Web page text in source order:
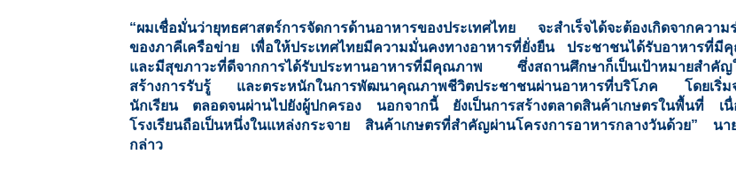
“ผมเชื่อมั่นว่ายุทธศาสตร์การจัดการด้านอาหารของประเทศไทย จะสำเร็จได้จะต้องเกิดจากความ
ของภาคีเครือข่าย เพื่อให้ประเทศไทยมีความมั่นคงทางอาหารที่ยั่งยืน ประชาชนได้รับอาหารที่มี
และมีสุขภาวะที่ดีจากการได้รับประทานอาหารที่มีคุณภาพ ซึ่งสถานศึกษาก็เป็นเป้าหมายสำคัญ
สร้างการรับรู้ และตระหนักในการพัฒนาคุณภาพชีวิตประชาชนผ่านอาหารที่บริโภค โดยเริ่ม
นักเรียน ตลอดจนผ่านไปยังผู้ปกครอง นอกจากนี้ ยังเป็นการสร้างตลาดสินค้าเกษตรในพื้นที่ เนื่
โรงเรียนถือเป็นหนึ่งในแหล่งกระจาย สินค้าเกษตรที่สำคัญผ่านโครงการอาหารกลางวันด้วย” นา
กล่าว